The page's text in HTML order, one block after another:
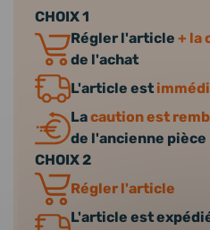
CHOIX 1
Régler l'article + la
de l'achat
L'article est
Lacaution est
de l'ancienne pièce
CHOIX 2
Régler l'article
L'article est